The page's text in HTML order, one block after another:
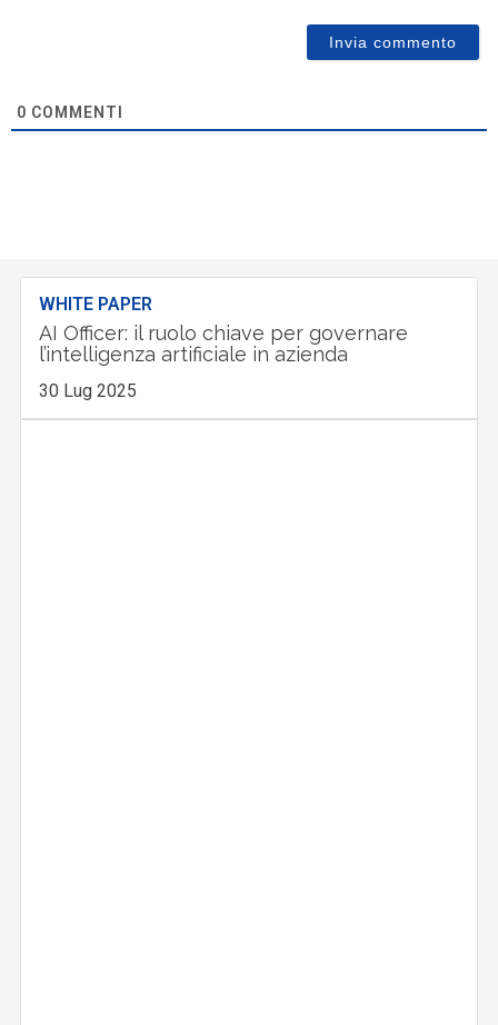
0 COMMENTI
WHITE PAPER
AI Officer: il ruolo chiave per governare
l’intelligenza artificiale in azienda
30 Lug 2025